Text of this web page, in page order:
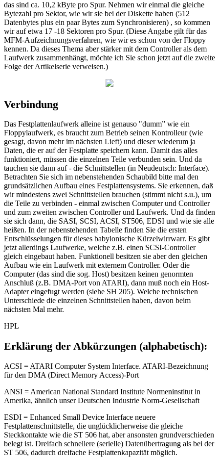
das sind ca. 10,2 kByte pro Spur. Nehmen wir einmal die gleiche
Bytezahl pro Sektor, wie wir sie bei der Diskette haben (512
Datenbytes plus ein paar Bytes zum Synchronisieren) , so kommen
wir auf etwa 17 -18 Sektoren pro Spur. (Diese Angabe gilt für das
MFM-Aufzeichnungsverfahren, wie wir es schon von der Floppy
kennen. Da dieses Thema aber stärker mit dem Controller als dem
Laufwerk zusammenhängt, möchte ich Sie schon jetzt auf die zweite
Folge der Artikelserie verweisen.)
Verbindung
Das Festplattenlaufwerk alleine ist genauso "dumm” wie ein
Floppylaufwerk, es braucht zum Betrieb seinen Kontrolleur (wie
gesagt, davon mehr im nächsten Lieft) und dieser wiederum ja
Daten, die er auf der Festplatte speichern kann. Damit das alles
funktioniert, müssen die einzelnen Teile verbunden sein. Und da
tauchen sie dann auf - die Schnittstellen (in Neudeutsch: Interface).
Betrachten Sie sich im nebenstehenden Schaubild bitte mal den
grundsätzlichen Aufbau eines Festplattensystems. Sie erkennen, daß
wir mindestens zwei Schnittstellen brauchen (stimmt nicht s.u.), um
die Teile zu verbinden - einmal zwischen Computer und Controller
und zum zweiten zwischen Controller und Laufwerk. Und da finden
sie sich dann, die SASI, SCSI, ACSI, ST506, EDSI und wie sie alle
heißen. In der nebenstehenden Tabelle finden Sie die ersten
Entschlüsselungen für dieses babylonische Kürzelwirrwarr. Es gibt
jetzt allerdings Laufwerke, welche z.B. einen SCSI-Controller
gleich eingebaut haben. Funktionell besitzen sie aber den gleichen
Aufbau wie ein Laufwerk mit externem Controller. Oder die
Computer (das sind die sog. Host) besitzen keinen genormten
Anschluß (z.B. DMA-Port von ATARI), dann muß noch ein Host-
Adapter eingefugt werden (siehe SH 205). Welche technischen
Unterschiede die einzelnen Schnittstellen haben, davon beim
nächsten Mal mehr.
HPL
Erklärung der Abkürzungen (alphabetisch):
ACSI = ATARI Computer System Interface. ATARI-Bezeichnung
für den DMA (Direct Memory Access)-Port
ANSI = American National Standard Institute Normeninstitut in
Amerika, ähnlich unser Deutschen Industrie Norm-Gesellschaft
ESDI = Enhanced Small Device Interface neuere
Festplattenschnittstelle, die unglücklicherweise die gleiche
Steckkontakte wie die ST 506 hat, aber ansonsten grundverschieden
belegt ist. Dreifach schnellere (serielle) Datenübertragung als bei der
ST 506, dadurch dreifache Festplattenkapazität möglich.